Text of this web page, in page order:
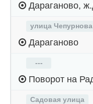
Дараганово,
улица Чепурнова
Дараганово
---
Поворот на
Садовая улица